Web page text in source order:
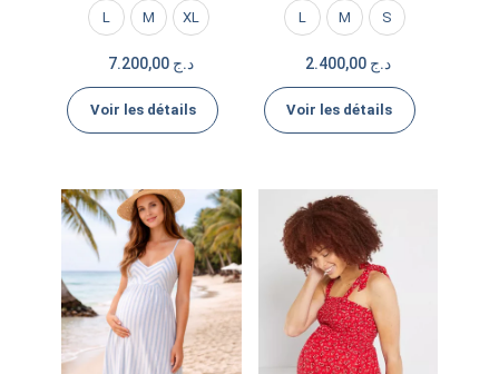
L M XL
د.ج
Voir les détails
L M S
د.ج 2.400,00
Voir les détails